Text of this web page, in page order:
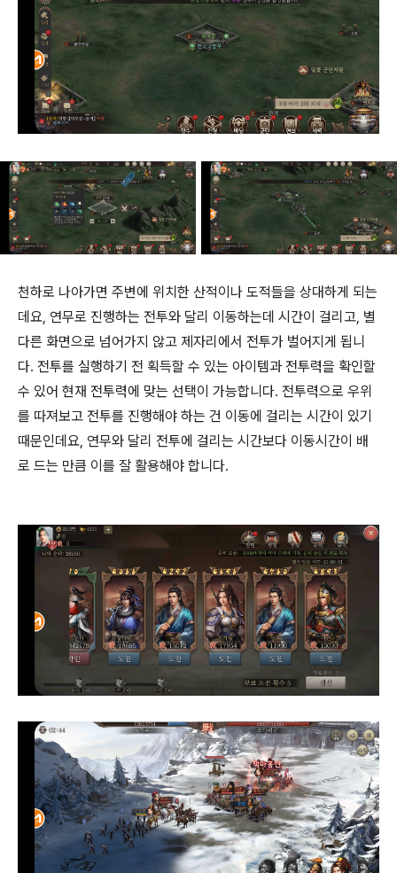
천하로 나아가면 주변에 위치한 산적이나 도적들을 상대하게 되는
데요, 연무로 진행하는 전투와 달리 이동하는데 시간이 걸리고, 별
다른 화면으로 넘어가지 않고 제자리에서 전투가 벌어지게 됩니
다. 전투를 실행하기 전 획득할 수 있는 아이템과 전투력을 확인할
수 있어 현재 전투력에 맞는 선택이 가능합니다. 전투력으로 우위
를 따져보고 전투를 진행해야 하는 건 이동에 걸리는 시간이 있기
때문인데요, 연무와 달리 전투에 걸리는 시간보다 이동시간이 배
로 드는 만큼 이를 잘 활용해야 합니다.